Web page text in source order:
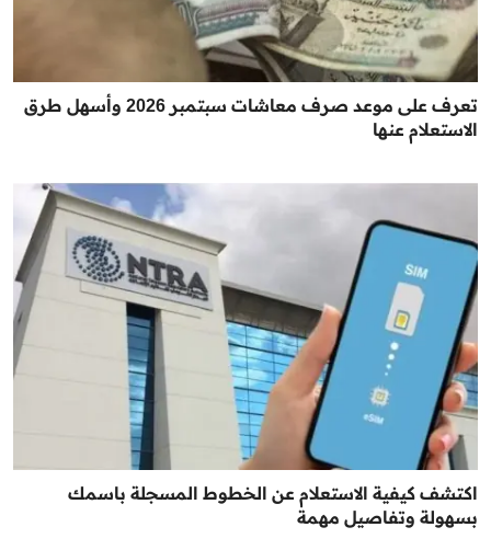
تعرف على موعد صرف معاشات سبتمبر 2026 وأسهل طرق
الاستعلام عنها
اكتشف كيفية الاستعلام عن الخطوط المسجلة باسمك
بسهولة وتفاصيل مهمة